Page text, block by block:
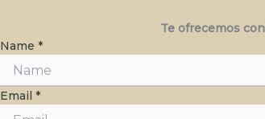
Te ofrecemos
Name *
Email
Name
Email *